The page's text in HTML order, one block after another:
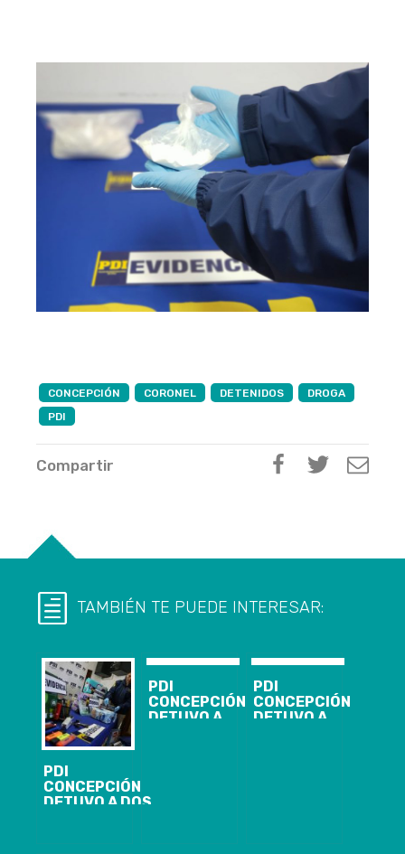
CONCEPCIÓN CORONEL DETENIDOS
DROGA
PDI
Compartir
TAMBIÉN TE PUEDE INTERESAR:
PDI
CONCEPCIÓN
DETUVO A DOS
PDI
CONCEPCIÓN
DETUVO A
NIÑA DE 8
AÑOS
PDI
CONCEPCIÓN
DETUVO A